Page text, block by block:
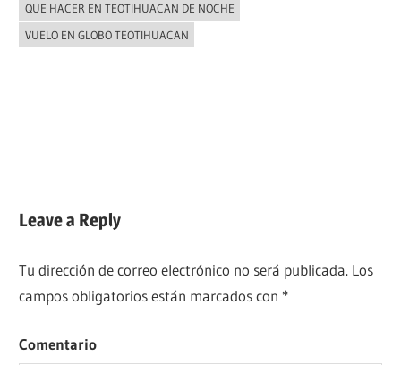
QUE HACER EN TEOTIHUACAN DE NOCHE
VUELO EN GLOBO TEOTIHUACAN
Leave a Reply
Tu dirección de correo electrónico no será publicada. Los
campos obligatorios están marcados con *
Comentario